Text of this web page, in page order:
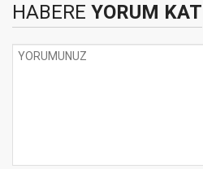
HABERE YORUM KAT